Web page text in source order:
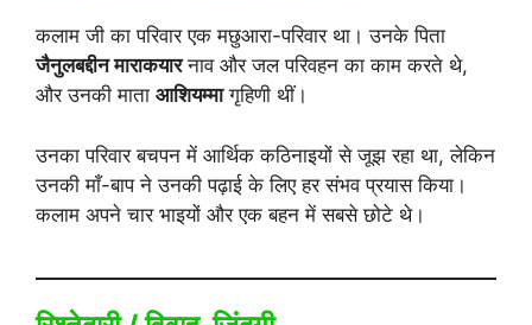
कलाम जी का परिवार एक मछुआरा-परिवार था। उनके पिता
जैनुलबद्दीन माराकयारनाव और जल परिवहन का काम करते थे,
और उनकी माता आशियम्मागृहिणी थीं।
उनका परिवार बचपन में आर्थिक कठिनाइयों से जूझ रहा था, लेकिन
उनकी माँ-बाप ने उनकी पढ़ाई के लिए हर संभव प्रयास किया।
कलाम अपने चार भाइयों और एक बहन में सबसे छोटे थे।